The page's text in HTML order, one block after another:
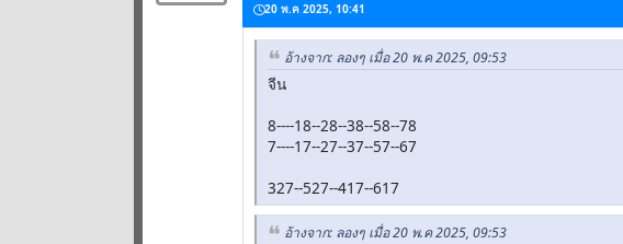
20 พ.ค 2025, 10:41
อ้างจาก: ลองๆ เมื่อ 20 พ.ค 2025, 09:53
จีน
8----18--28--38--58--78
7----17--27--37--57--67
327--527--417--617
อ้างจาก: ลองๆ เมื่อ 20 พ.ค 2025, 09:53